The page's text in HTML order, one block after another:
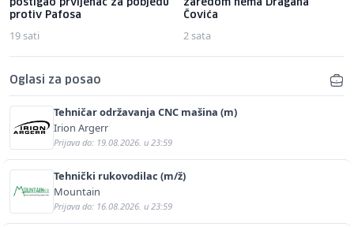
postigao prvijenac za pobjedu
protiv Pafosa
19 sati
zaredom nema Dragana
Čovića
2 sata
Oglasi za posao
Tehničar održavanja CNC mašina (m)
Irion Argerr
Prijava do: 19.08.2026. u 23:59
Tehnički rukovodilac (m/ž)
Mountain
Prijava do: 16.08.2026. u 23:59